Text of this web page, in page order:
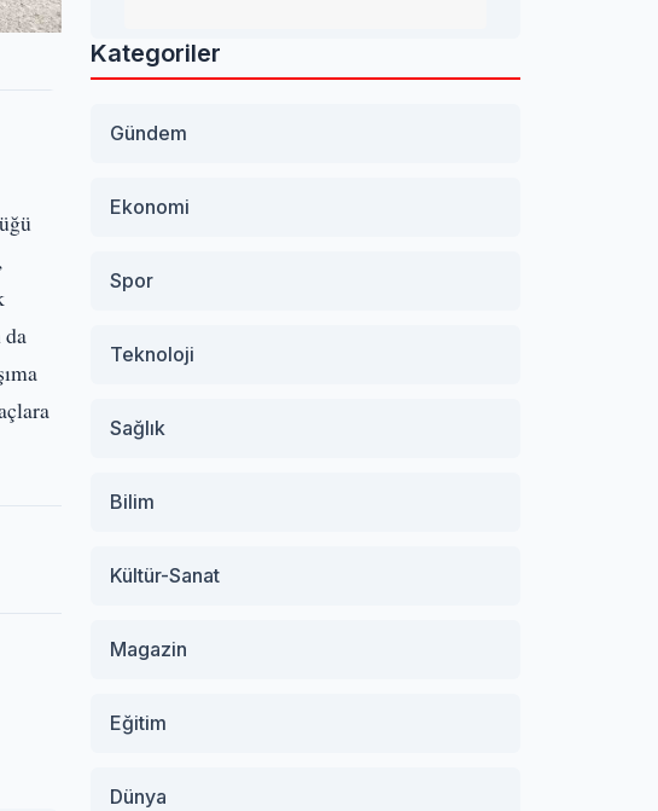
da
Kategoriler
Gündem
Ekonomi
Spor
Teknoloji
Sağlık
Bilim
Kültür-Sanat
Magazin
Eğitim
Dünya